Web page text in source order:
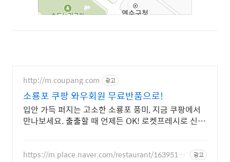
http://m.coupang.com 광고
소룡포 쿠팡 와우회원 무료반품으로!
입안 가득 퍼지는 고소한 소룡포 풍미, 지금 쿠팡에서
만나보세요. 출출할 때 언제든 OK! 로켓프레시로 신선
https://m.place.naver.com/restaurant/16395160 광고